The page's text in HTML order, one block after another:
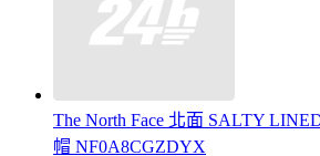
The North Face 北面 SALTY
帽 NF0A8CGZDYX